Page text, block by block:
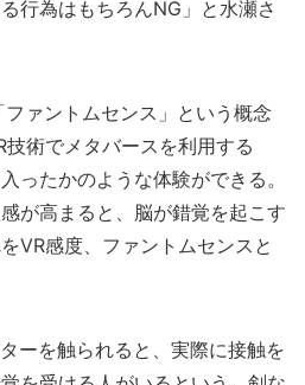
行為はもちろんNG」と水瀬さ
ァントムセンス」という概念
術でメタバースを利用する
ったかのような体験ができる。
が高まると、脳が錯覚を起こす
VR感度、ファントムセンスと
ーを触られると、実際に接触を